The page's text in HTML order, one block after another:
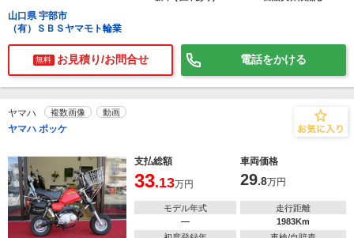
山口県 宇部市
（有）ＳＢＳヤマモト輪業
無料 お見積り/お問合せ 電話をかける
ヤマハ 複数画像 動画
ヤマハ ポッケ
支払総額 車両価格
33.13万円 29.8万円
モデル年式
―
走行距離
1983Km